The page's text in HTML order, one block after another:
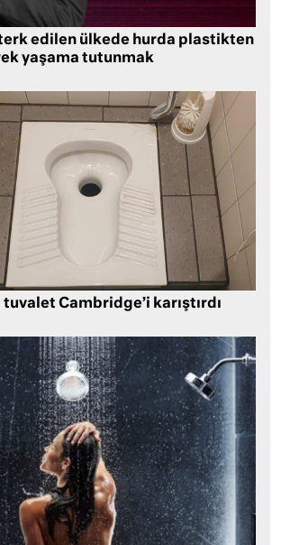
edilen ülkede hurda plastikten
yaşama tutunmak
Cambridge’i karıştırdı